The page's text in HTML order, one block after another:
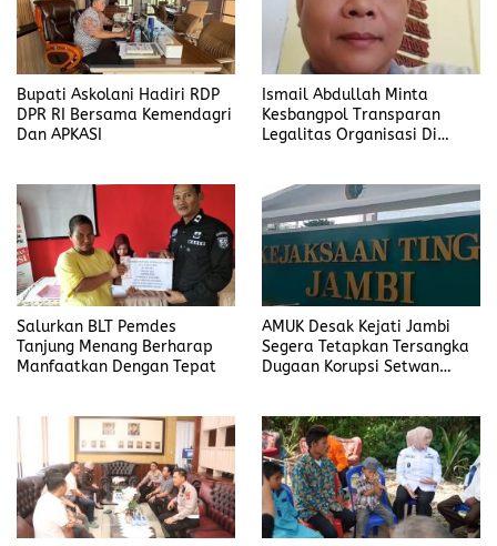
Bupati Askolani Hadiri RDP
DPR RI Bersama Kemendagri
Dan APKASI
Ismail Abdullah Minta
Kesbangpol Transparan
Legalitas Organisasi Di
Salurkan BLT Pemdes
Tanjung Menang Berharap
Manfaatkan Dengan Tepat
AMUK Desak Kejati Jambi
Segera Tetapkan Tersangka
Dugaan Korupsi Setwan